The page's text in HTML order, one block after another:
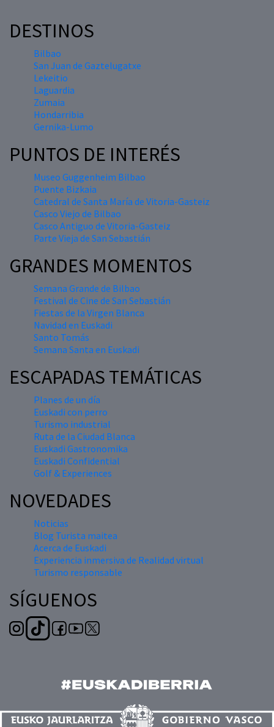
DESTINOS
Bilbao
San Juan de Gaztelugatxe
Lekeitio
Laguardia
Zumaia
Hondarribia
Gernika-Lumo
PUNTOS DE INTERÉS
Museo Guggenheim Bilbao
Puente Bizkaia
Catedral de Santa María de Vitoria-Gasteiz
Casco Viejo de Bilbao
Casco Antiguo de Vitoria-Gasteiz
Parte Vieja de San Sebastián
GRANDES MOMENTOS
Semana Grande de Bilbao
Festival de Cine de San Sebastián
Fiestas de la Virgen Blanca
Navidad en Euskadi
Santo Tomás
Semana Santa en Euskadi
ESCAPADAS TEMÁTICAS
Planes de un día
Euskadi con perro
Turismo industrial
Ruta de la Ciudad Blanca
Euskadi Gastronomika
Euskadi Confidential
Golf & Experiences
NOVEDADES
Noticias
Blog Turista maitea
Acerca de Euskadi
Experiencia inmersiva de Realidad virtual
Turismo responsable
SÍGUENOS